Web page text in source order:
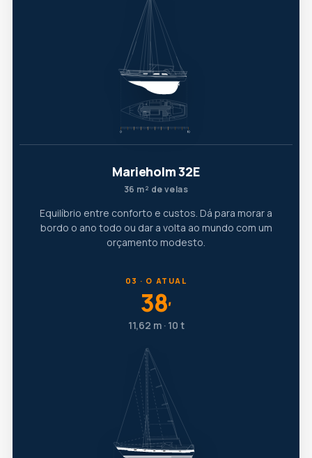
Marieholm 32E
36 m² de velas
Equilíbrio entre conforto e custos. Dá para morar a
bordo o ano todo ou dar a volta ao mundo com um
orçamento modesto.
03 · O ATUAL
38′
11,62 m · 10 t